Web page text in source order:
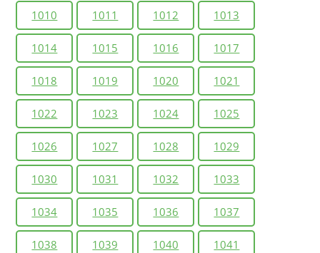
1010 1011 1012 1013
1014 1015 1016 1017
1018 1019 1020 1021
1022 1023 1024 1025
1026 1027 1028 1029
1030 1031 1032 1033
1034 1035 1036 1037
1038 1039 1040 1041